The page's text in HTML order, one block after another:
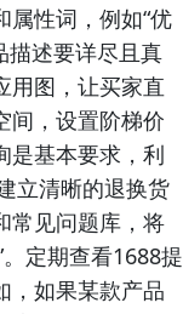
性词，例如“优
描述要详尽且真
用图，让买家直
间，设置阶梯价
是基本要求，利
立清晰的退换货
常见问题库，将
定期查看1688提
，如果某款产品